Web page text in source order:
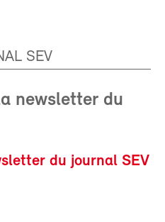
SEV
newsletter du
du journal SEV